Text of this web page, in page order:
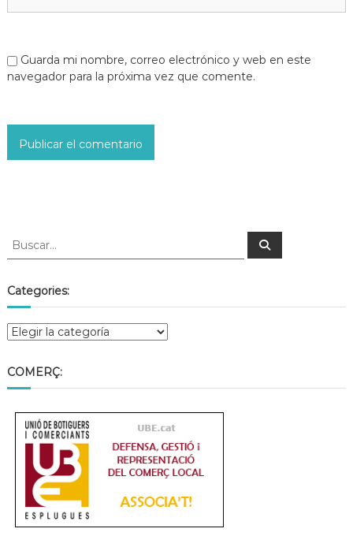
Guarda mi nombre, correo electrónico y web en este
navegador para la próxima vez que comente.
Categories:
COMERÇ: